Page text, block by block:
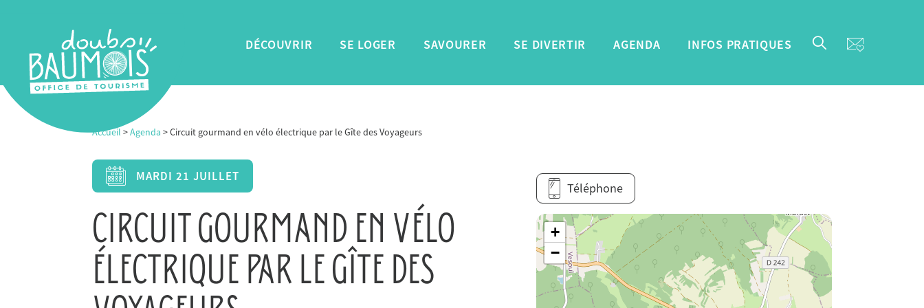
DÉCOUVRIR SE LOGER SAVOURER SE DIVERTIR AGENDA INFOS PRATIQUES
Accueil >Agenda > Circuit gourmand en vélo électrique par le Gîte des Voyageurs
MARDI 21 JUILLET
CIRCUIT GOURMAND EN VÉLO
ÉLECTRIQUE PAR LE GÎTE DES
Téléphone
+
−